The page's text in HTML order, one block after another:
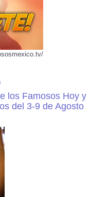
los Famosos Hoy y
del 3-9 de Agosto